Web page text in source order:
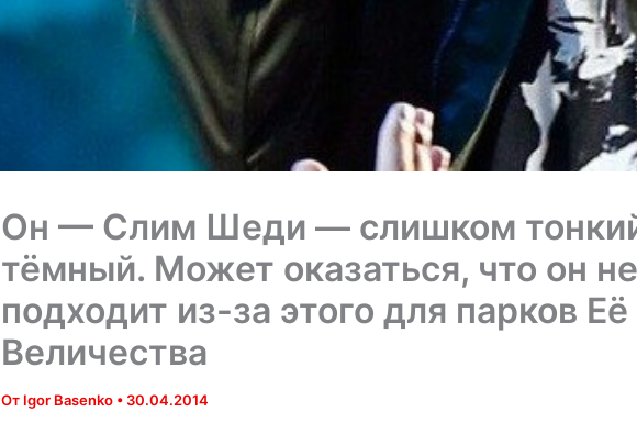
Он — Слим Шеди — слишком
тёмный. Может оказаться, что он не
подходит из-за этого для парков Её
Величества
От Igor Basenko • 30.04.2014